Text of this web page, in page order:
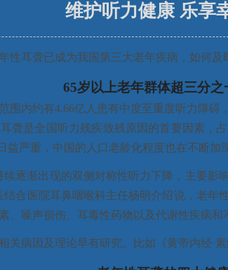
维护听力健康 乐享
性耳聋已成为我国第三大老年疾病，如何及
65岁以上老年群体超三分之
围内约有4.66亿人患有中度至重度听力障
聋是全国听力残疾致残原因的首要因素，
益严重，中国的人口老龄化程度也在不断加
逐渐出现的双侧对称性听力下降，主要影
合医院耳鼻咽喉科主任杨明介绍说，老
、噪声损伤、耳毒性药物以及代谢性疾病和
关病因及理论早有研究。比如《黄帝内经·